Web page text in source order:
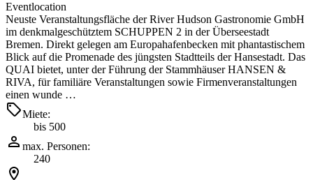
Eventlocation
Neuste Veranstaltungsfläche der River Hudson Gastronomie GmbH
im denkmalgeschütztem SCHUPPEN 2 in der Überseestadt
Bremen. Direkt gelegen am Europahafenbecken mit phantastischem
Blick auf die Promenade des jüngsten Stadtteils der Hansestadt. Das
QUAI bietet, unter der Führung der Stammhäuser HANSEN &
RIVA, für familiäre Veranstaltungen sowie Firmenveranstaltungen
einen wunde …
Miete:
bis 500
max. Personen:
240